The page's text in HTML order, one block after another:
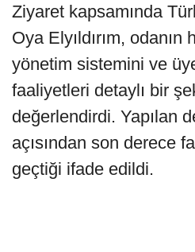
Ziyaret kapsamında
Oya Elyıldırım,
yönetim sistemini ve
faaliyetleri detaylı bir
değerlendirdi. Yapılan
açısından son derece
geçtiği ifade edildi.